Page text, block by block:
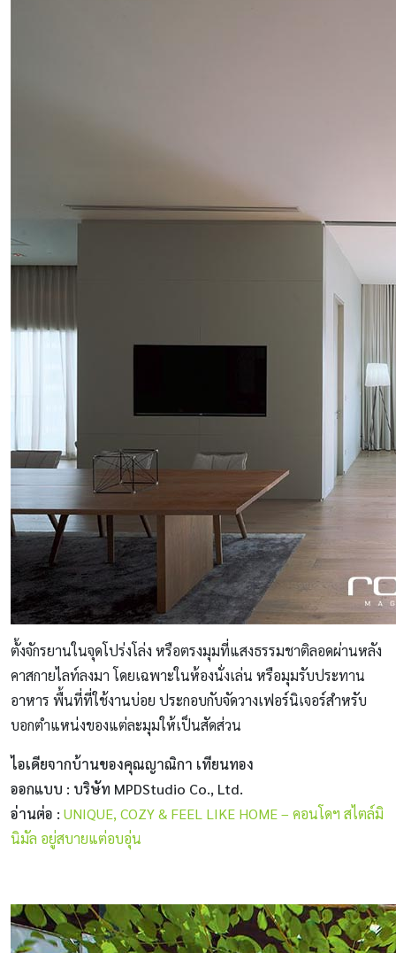
ตั้งจักรยานในจุดโปร่งโล่ง หรือตรงมุมที่แสงธรรมชาติลอดผ่านหลัง
คาสกายไลท์ลงมา โดยเฉพาะในห้องนั่งเล่น หรือมุมรับประทาน
อาหาร พื้นที่ที่ใช้งานบ่อย ประกอบกับจัดวางเฟอร์นิเจอร์สำหรับ
บอกตำแหน่งของแต่ละมุมให้เป็นสัดส่วน
ไอเดียจากบ้านของคุณญาณิกา เทียนทอง
ออกแบบ : บริษัท MPDStudio Co., Ltd.
อ่านต่อ : UNIQUE, COZY & FEEL LIKE HOME – คอนโดฯ สไตล์มิ
นิมัล อยู่สบายแต่อบอุ่น